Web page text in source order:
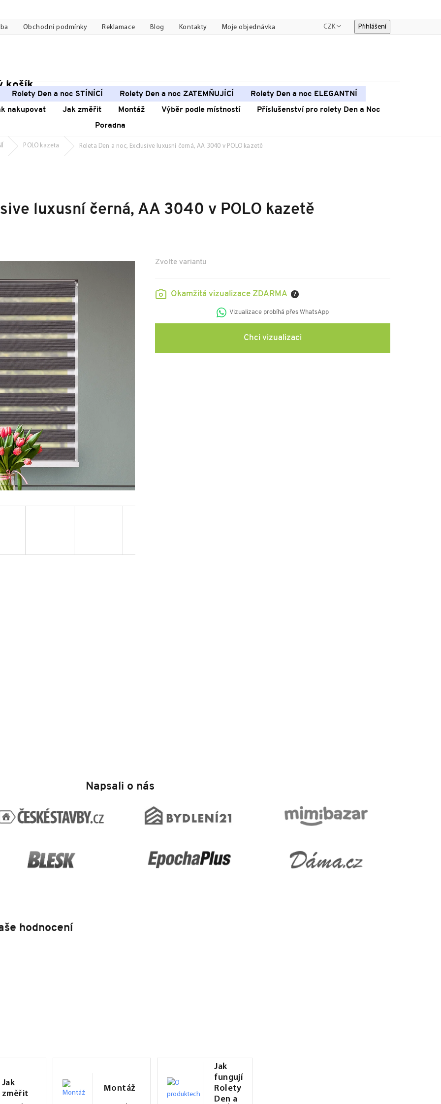
Obchodní podmínky Reklamace Blog Kontakty Moje objednávka CZK Přihlášení
košík
Rolety Den a noc STÍNÍCÍ Rolety Den a noc ZATEMŇUJÍCÍ
Rolety Den a noc ELEGANTNÍ
nakupovat Jak změřit Montáž Výběr podle místností
Příslušenství pro rolety Den a Noc
Poradna
POLO kazeta Roleta Den a noc, Exclusive luxusní černá, AA 3040 v POLO kazetě
luxusní černá, AA 3040 v POLO kazetě
Zvolte variantu
Okamžitá vizualizace ZDARMA ?
Vizualizace probíhá přes WhatsApp
Chci vizualizaci
Napsali o nás
Jak
změřit
Montáž
Jak
fungují
Rolety
Den a
hodnocení